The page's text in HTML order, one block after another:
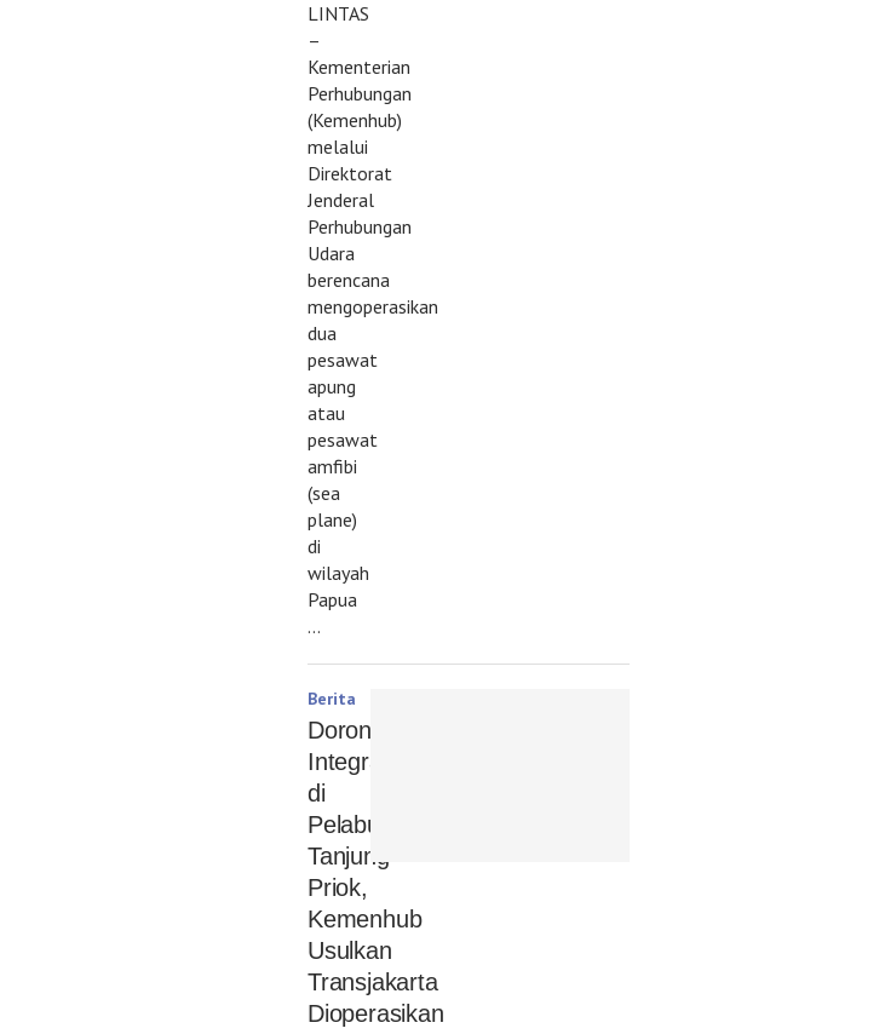
LINTAS
–
Kementerian
Perhubungan
(Kemenhub)
melalui
Direktorat
Jenderal
Perhubungan
Udara
berencana
mengoperasikan
dua
pesawat
apung
atau
pesawat
amfibi
(sea
plane)
di
wilayah
Papua
…
Berita
Dorong
Integrasi
di
Pelabuhan
Tanjung
Priok,
Kemenhub
Usulkan
Transjakarta
Dioperasikan